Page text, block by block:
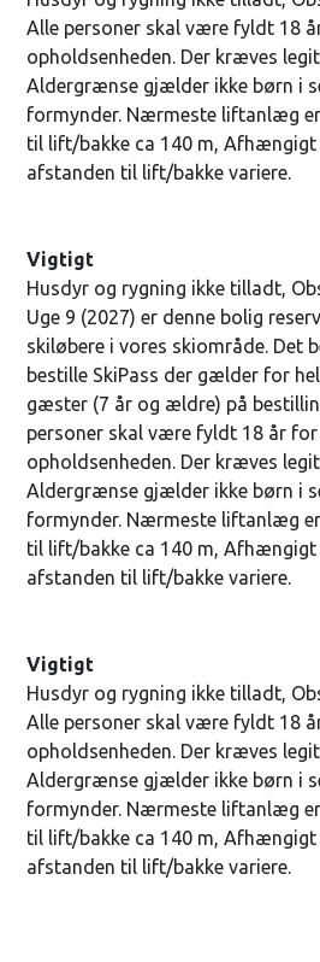
Alle personer skal være fyldt 18
opholdsenheden. Der kræves
Aldergrænse gjælder ikke børn i
formynder. Nærmeste liftanlæg
til lift/bakke ca 140 m, Afhængigt
afstanden til lift/bakke variere.
Vigtigt
Husdyr og rygning ikke tilladt,
Uge 9 (2027) er denne bolig
skiløbere i vores skiområde. Det
bestille SkiPass der gælder for
gæster (7 år og ældre) på
personer skal være fyldt 18 år for
opholdsenheden. Der kræves
Aldergrænse gjælder ikke børn i
formynder. Nærmeste liftanlæg
til lift/bakke ca 140 m, Afhængigt
afstanden til lift/bakke variere.
Vigtigt
Husdyr og rygning ikke tilladt,
Alle personer skal være fyldt 18
opholdsenheden. Der kræves
Aldergrænse gjælder ikke børn i
formynder. Nærmeste liftanlæg
til lift/bakke ca 140 m, Afhængigt
afstanden til lift/bakke variere.